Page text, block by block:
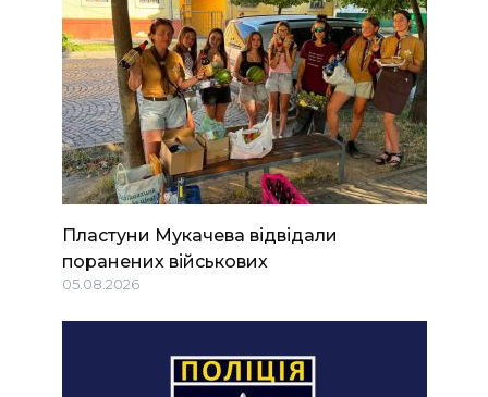
Пластуни Мукачева відвідали
поранених військових
05.08.2026